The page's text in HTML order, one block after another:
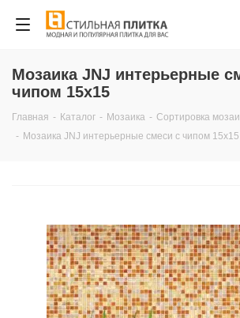
Мозаика JNJ интерьерные
чипом 15х15
Главная - Каталог - Мозаика - Сортировка
- Мозаика JNJ интерьерные смеси с чипом 15х15